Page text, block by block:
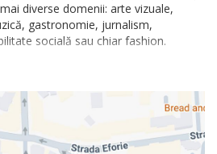
diverse domenii: arte vizuale,
gastronomie, jurnalism,
socială sau chiar fashion.
în voia unor ritmuri fresh, atent
groove-urile momentului în
sau Indie și Alternative, este
exigențe auditive, iar obiectivul său
cât și la dans.